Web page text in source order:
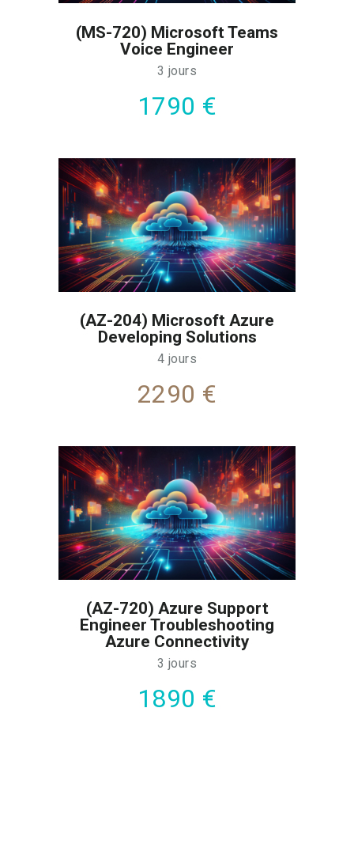
(MS-720) Microsoft Teams
Voice Engineer
3 jours
1790 €
(AZ-204) Microsoft Azure
Developing Solutions
4 jours
2290 €
(AZ-720) Azure Support
Engineer Troubleshooting
Azure Connectivity
3 jours
1890 €